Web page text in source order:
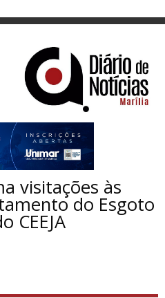
visitações às
do Esgoto
CEEJA